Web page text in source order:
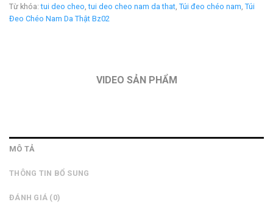
Từ khóa:tui deo cheo,tui deo cheo nam da that, Túi đeo chéo nam, Túi
Đeo Chéo Nam Da Thật Bz02
VIDEO SẢN PHẨM
MÔ TẢ
THÔNG TIN BỔ SUNG
ĐÁNH GIÁ (0)